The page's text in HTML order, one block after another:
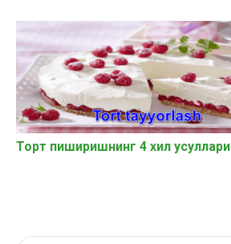
Торт пиширишнинг 4 хил усуллари